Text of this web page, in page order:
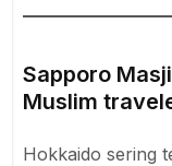
Sapporo
Muslim
Hokkaido sering